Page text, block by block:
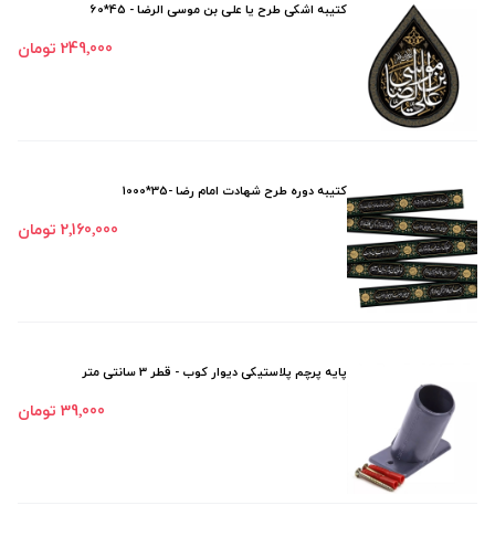
کتیبه اشکی طرح یا علی بن موسی الرضا - 45*60
249٬000 تومان
کتیبه دوره طرح شهادت امام رضا -35*1000
2٬160٬000 تومان
پایه پرچم پلاستیکی دیوار کوب - قطر 3 سانتی متر
39٬000 تومان